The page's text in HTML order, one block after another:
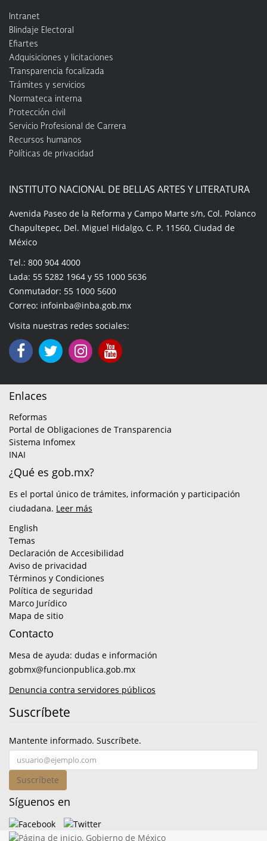
Intranet
Blindaje Electoral
Efiartes
Adquisiciones y licitaciones
Transparencia focalizada
Trámites y servicios
Normateca interna
Protección civil
Servicio Profesional de Carrera
Recursos humanos
Políticas de privacidad
INSTITUTO NACIONAL DE BELLAS ARTES Y LITERATURA
Avenida Paseo de la Reforma y Campo Marte s/n, Col. Polanco
Chapultepec, Del. Miguel Hidalgo, C. P. 11560, Ciudad de
México
Tel.: 800 904 4000
Lada: 55 5282 1964 y 55 1000 5636
Conmutador: 55 1000 5600
Correo: infoinba@inba.gob.mx
Visita nuestras redes sociales:
Enlaces
Reformas
Portal de Obligaciones de Transparencia
Sistema Infomex
INAI
¿Qué es gob.mx?
Es el portal único de trámites, información y participación
ciudadana. Leer más
English
Temas
Declaración de Accesibilidad
Aviso de privacidad
Términos y Condiciones
Política de seguridad
Marco Jurídico
Mapa de sitio
Contacto
Mesa de ayuda: dudas e información
gobmx@funcionpublica.gob.mx
Denuncia contra servidores públicos
Suscríbete
Mantente informado. Suscríbete.
Suscríbete
Síguenos en